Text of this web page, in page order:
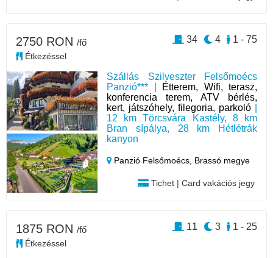
Szállás Szilveszter Felsőmoécs
Panzió*** |
Étterem, Wifi, terasz,
konferencia terem, ATV bérlés,
kert, játszóhely, filegoria, parkoló
12 km Törcsvára Kastély, 8 km
Bran sípálya, 28 km Hétlétrák
kanyon
Panzió Felsőmoécs, Brassó megye
Tichet | Card vakációs jegy
2750 RON /fő
Étkezéssel
1 - 75
4
34
1875 RON /fő
Étkezéssel
1 - 25
3
11